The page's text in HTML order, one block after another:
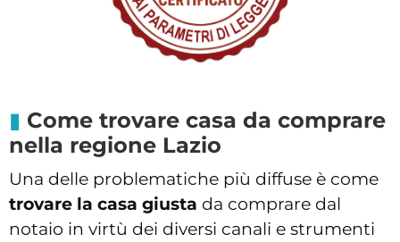
Come trovare casa da comprare
nella regione Lazio
Una delle problematiche più diffuse è come
trovare la casa giusta da comprare dal
notaio in virtù dei diversi canali e strumenti